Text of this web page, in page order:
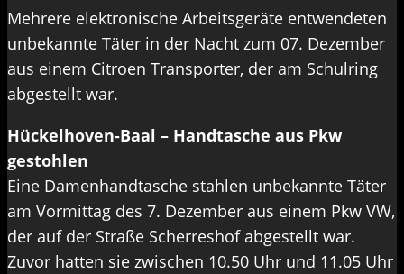
Mehrere elektronische Arbeitsgeräte entwendeten
unbekannte Täter in der Nacht zum 07. Dezember
aus einem Citroen Transporter, der am Schulring
abgestellt war.
Hückelhoven-Baal – Handtasche aus Pkw
gestohlen
Eine Damenhandtasche stahlen unbekannte Täter
am Vormittag des 7. Dezember aus einem Pkw VW,
der auf der Straße Scherreshof abgestellt war.
Zuvor hatten sie zwischen 10.50 Uhr und 11.05 Uhr